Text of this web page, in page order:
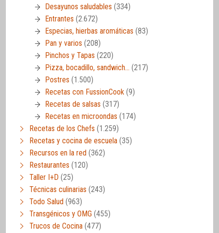
Desayunos saludables (334)
Entrantes (2.672)
Especias, hierbas aromáticas (83)
Pan y varios (208)
Pinchos y Tapas (220)
Pizza, bocadillo, sandwich… (217)
Postres (1.500)
Recetas con FussionCook (9)
Recetas de salsas (317)
Recetas en microondas (174)
Recetas de los Chefs (1.259)
Recetas y cocina de escuela (35)
Recursos en la red (362)
Restaurantes (120)
Taller I+D (25)
Técnicas culinarias (243)
Todo Salud (963)
Transgénicos y OMG (455)
Trucos de Cocina (477)